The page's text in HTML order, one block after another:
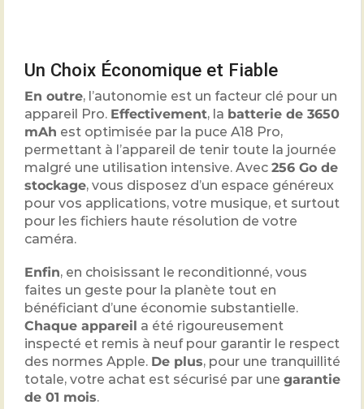
Un Choix Économique et Fiable
En outre, l’autonomie est un facteur clé pour un
appareil Pro. Effectivement, la batterie de 3650
mAh est optimisée par la puce A18 Pro,
permettant à l’appareil de tenir toute la journée
malgré une utilisation intensive. Avec 256 Go de
stockage, vous disposez d’un espace généreux
pour vos applications, votre musique, et surtout
pour les fichiers haute résolution de votre
caméra.
Enfin, en choisissant le reconditionné, vous
faites un geste pour la planète tout en
bénéficiant d’une économie substantielle.
Chaque appareil a été rigoureusement
inspecté et remis à neuf pour garantir le respect
des normes Apple. De plus, pour une tranquillité
totale, votre achat est sécurisé par une garantie
de 01 mois.